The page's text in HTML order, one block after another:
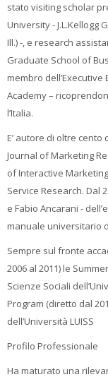
Help
Supporto IT / IT
stato visiting scholar
University - J.L.Kellogg
Ill.) -, e research
Graduate School of
membro dell’Executive
Academy –
l’Italia.
E’ autore di oltre
Journal of Marketing
of Interactive
Service Research. Dal
e Fabio Ancarani -
manuale universitario
Sempre sul fronte
2006 al 2011) le
Scienze Sociali
Program (diretto dal
dell’Università LUISS
Profilo Professionale
Ha maturato una